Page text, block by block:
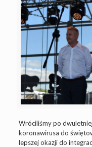
Wróciliśmy po
koronawirusa do
lepszej okazji do